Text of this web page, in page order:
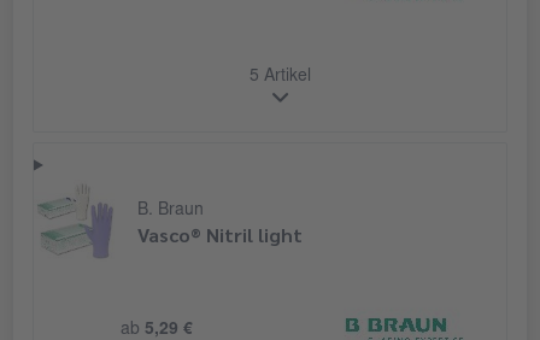
5 Artikel
B. Braun
Vasco® Nitril light
ab 5,29 €